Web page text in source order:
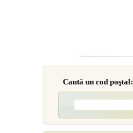
Caută un cod poştal: